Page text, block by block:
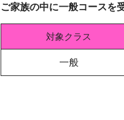
ご家族の中に一般コースを
対象クラス
一般